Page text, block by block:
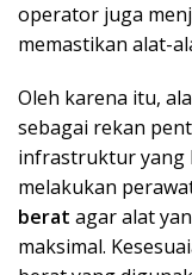
operator juga
memastikan alat-
Oleh karena itu,
sebagai rekan
infrastruktur yang
melakukan
berat agar alat
maksimal.